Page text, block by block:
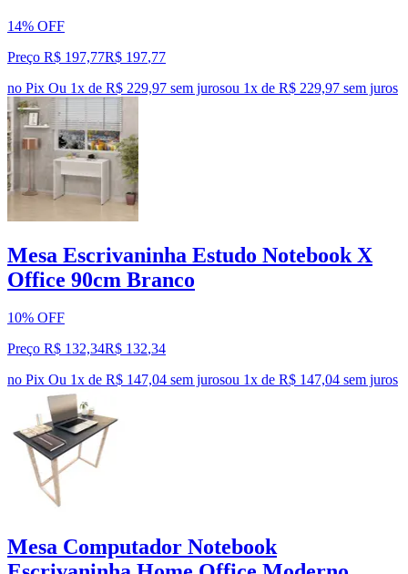
14% OFF
Preço R$ 197,77R$ 197,77
no Pix Ou 1x de R$ 229,97 sem jurosou 1x de R$ 229,97 sem juros
Mesa Escrivaninha Estudo Notebook X
Office 90cm Branco
10% OFF
Preço R$ 132,34R$ 132,34
no Pix Ou 1x de R$ 147,04 sem jurosou 1x de R$ 147,04 sem juros
Mesa Computador Notebook